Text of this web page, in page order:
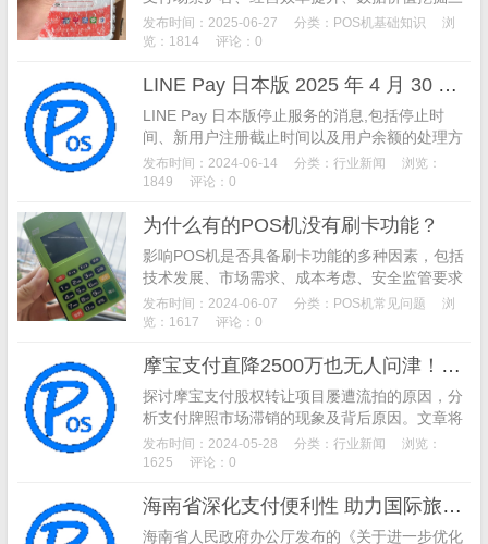
大核心能力，成为商户不可忽视的增长基础设
施。从社区便利店到商业综合体，无数案例印
经营顾问"。 一、重新定义POS机：从"刷卡工
具"到"商业中枢"
发布时间：2025-06-27 分类： POS机基础知识
浏
览：1814
评论：0
LINE Pay 日本版 2025 年 4 月 30 日停止服务
LINE Pay 日本版停止服务的消息,包括停止时
间、新用户注册截止时间以及用户余额的处理方
式。同时,文章还提到了 LINE Pay 停止服务的原
因以及与 PayPay 的整合情况。
发布时间：2024-06-14 分类： 行业新闻
浏览：
1849
评论：0
为什么有的POS机没有刷卡功能？
影响POS机是否具备刷卡功能的多种因素，包括
技术发展、市场需求、成本考虑、安全监管要求
以及用户体验。了解为何现代支付方式的多样化
导致一些POS机选择放弃传统刷卡功能。
发布时间：2024-06-07 分类： POS机常见问题
浏
览：1617
评论：0
摩宝支付直降2500万也无人问津！支付牌照滞销了
探讨摩宝支付股权转让项目屡遭流拍的原因，分
析支付牌照市场滞销的现象及背后原因。文章将
深入剖析摩宝支付的经营状况、行业趋势以及资
本市场的态度，为读者揭示支付牌照市场的现状
发布时间：2024-05-28 分类： 行业新闻
浏览：
1625
评论：0
海南省深化支付便利性 助力国际旅游岛建设
海南省人民政府办公厅发布的《关于进一步优化